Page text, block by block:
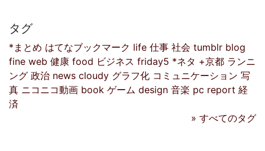
タグ
*まとめ はてなブックマーク life 仕事 社会 tumblr blog
fine web 健康 food ビジネス friday5 *ネタ +京都 ランニ
ング 政治 news cloudy グラフ化 コミュニケーション 写
真 ニコニコ動画 book ゲーム design 音楽 pc report 経
済
» すべてのタグ